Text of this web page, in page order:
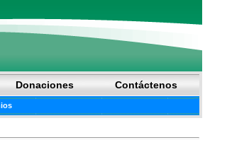
Donaciones Contáctenos